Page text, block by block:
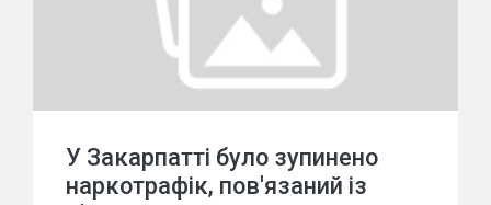
У Закарпатті було зупинено
наркотрафік, пов'язаний із